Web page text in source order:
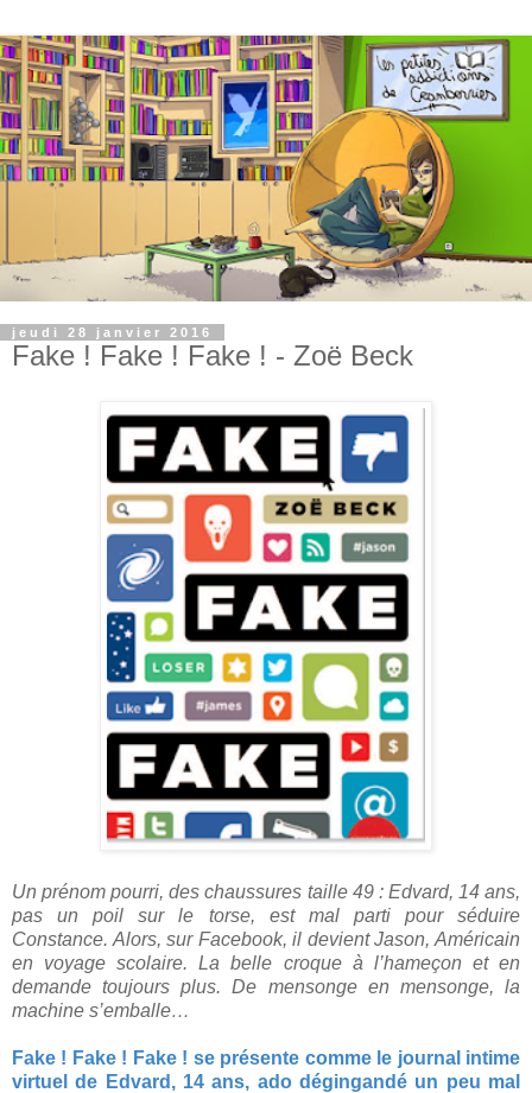
jeudi 28 janvier 2016
Fake ! Fake ! Fake ! - Zoë Beck
Un prénom pourri, des chaussures taille 49 : Edvard, 14 ans,
pas un poil sur le torse, est mal parti pour séduire
Constance. Alors, sur Facebook, il devient Jason, Américain
en voyage scolaire. La belle croque à l’hameçon et en
demande toujours plus. De mensonge en mensonge, la
machine s’emballe…
Fake ! Fake ! Fake ! se présente comme le journal intime
virtuel de Edvard, 14 ans, ado dégingandé un peu mal